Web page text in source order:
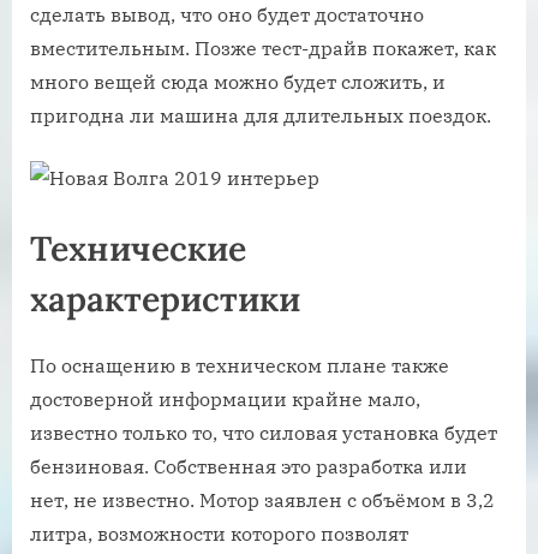
сделать вывод, что оно будет достаточно
вместительным. Позже тест-драйв покажет, как
много вещей сюда можно будет сложить, и
пригодна ли машина для длительных поездок.
Технические
характеристики
По оснащению в техническом плане также
достоверной информации крайне мало,
известно только то, что силовая установка будет
бензиновая. Собственная это разработка или
нет, не известно. Мотор заявлен с объёмом в 3,2
литра, возможности которого позволят